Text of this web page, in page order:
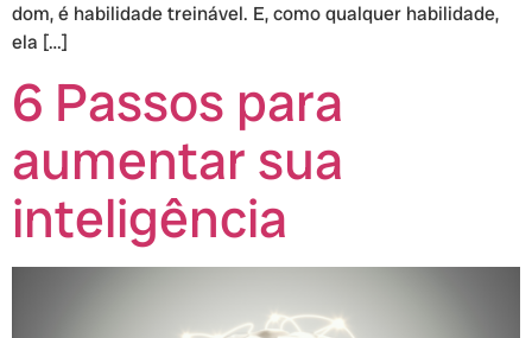
dom, é habilidade treinável. E, como qualquer habilidade,
ela […]
6 Passos para
aumentar sua
inteligência